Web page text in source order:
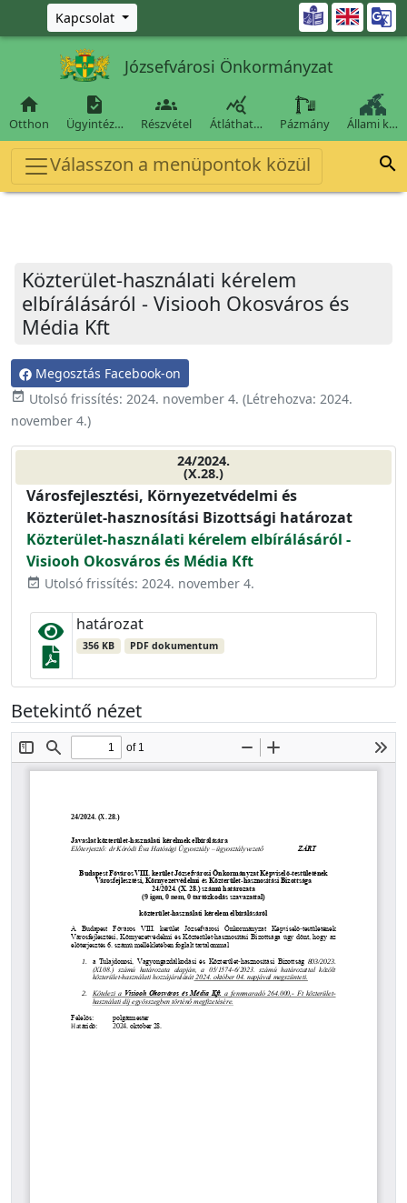
Ugrás a fő tartalomra
Kapcsolat 
Józsefvárosi Önkormányzat

Otthon

Ügyintéz…

Részvétel

Átláthat… Pázmány Állami k…
Válasszon a menüpontok közül 
Közterület-használati kérelem
elbírálásáról - Visiooh Okosváros és
Média Kft
Megosztás Facebook-on
event_available Utolsó frissítés: 2024. november 4. (Létrehozva: 2024.
november 4.)
24/2024.
(X.28.)
Városfejlesztési, Környezetvédelmi és
Közterület-hasznosítási Bizottsági határozat
Közterület-használati kérelem elbírálásáról -
Visiooh Okosváros és Média Kft
event_available Utolsó frissítés: 2024. november 4.
határozat
356 KB PDF dokumentum
Betekintő nézet